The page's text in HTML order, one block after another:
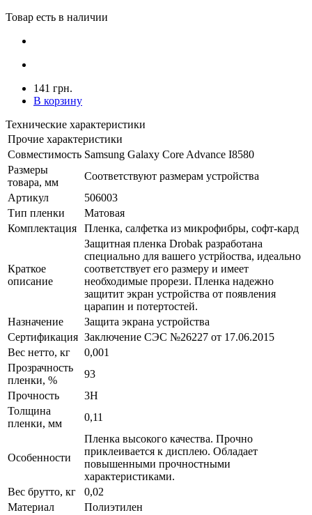
Товар есть в наличии
141 грн.
В корзину
Технические характеристики
Прочие характеристики
Совместимость Samsung Galaxy Core Advance I8580
Размеры
товара, мм
Соответствуют размерам устройства
Артикул
506003
Тип пленки
Матовая
Комплектация
Пленка, салфетка из микрофибры, софт-кард
Краткое
описание
Защитная пленка Drobak разработана
специально для вашего устрйоства, идеально
соответствует его размеру и имеет
необходимые прорези. Пленка надежно
защитит экран устройства от появления
царапин и потертостей.
Назначение
Защита экрана устройства
Сертификация Заключение СЭС №26227 от 17.06.2015
Вес нетто, кг
0,001
Прозрачность
пленки, %
93
Прочность
3H
Толщина
пленки, мм
0,11
Особенности
Пленка высокого качества. Прочно
приклеивается к дисплею. Обладает
повышенными прочностными
характеристиками.
Вес брутто, кг
0,02
Материал
Полиэтилен